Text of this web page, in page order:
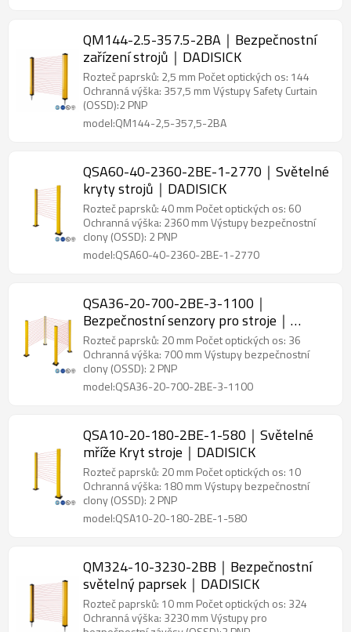
QM144-2.5-357.5-2BA｜Bezpečnostní
zařízení strojů｜DADISICK
Rozteč paprsků: 2,5 mm Počet optických os: 144
Ochranná výška: 357,5 mm Výstupy Safety Curtain
(OSSD):2 PNP
model:QM144-2,5-357,5-2BA
QSA60-40-2360-2BE-1-2770｜Světelné
kryty strojů｜DADISICK
Rozteč paprsků: 40 mm Počet optických os: 60
Ochranná výška: 2360 mm Výstupy bezpečnostní
clony (OSSD): 2 PNP
model:QSA60-40-2360-2BE-1-2770
QSA36-20-700-2BE-3-1100｜
Bezpečnostní senzory pro stroje｜
DADISICK
Rozteč paprsků: 20 mm Počet optických os: 36
Ochranná výška: 700 mm Výstupy bezpečnostní
clony (OSSD): 2 PNP
model:QSA36-20-700-2BE-3-1100
QSA10-20-180-2BE-1-580｜Světelné
mříže Kryt stroje｜DADISICK
Rozteč paprsků: 20 mm Počet optických os: 10
Ochranná výška: 180 mm Výstupy bezpečnostní
clony (OSSD): 2 PNP
model:QSA10-20-180-2BE-1-580
QM324-10-3230-2BB｜Bezpečnostní
světelný paprsek｜DADISICK
Rozteč paprsků: 10 mm Počet optických os: 324
Ochranná výška: 3230 mm Výstupy pro